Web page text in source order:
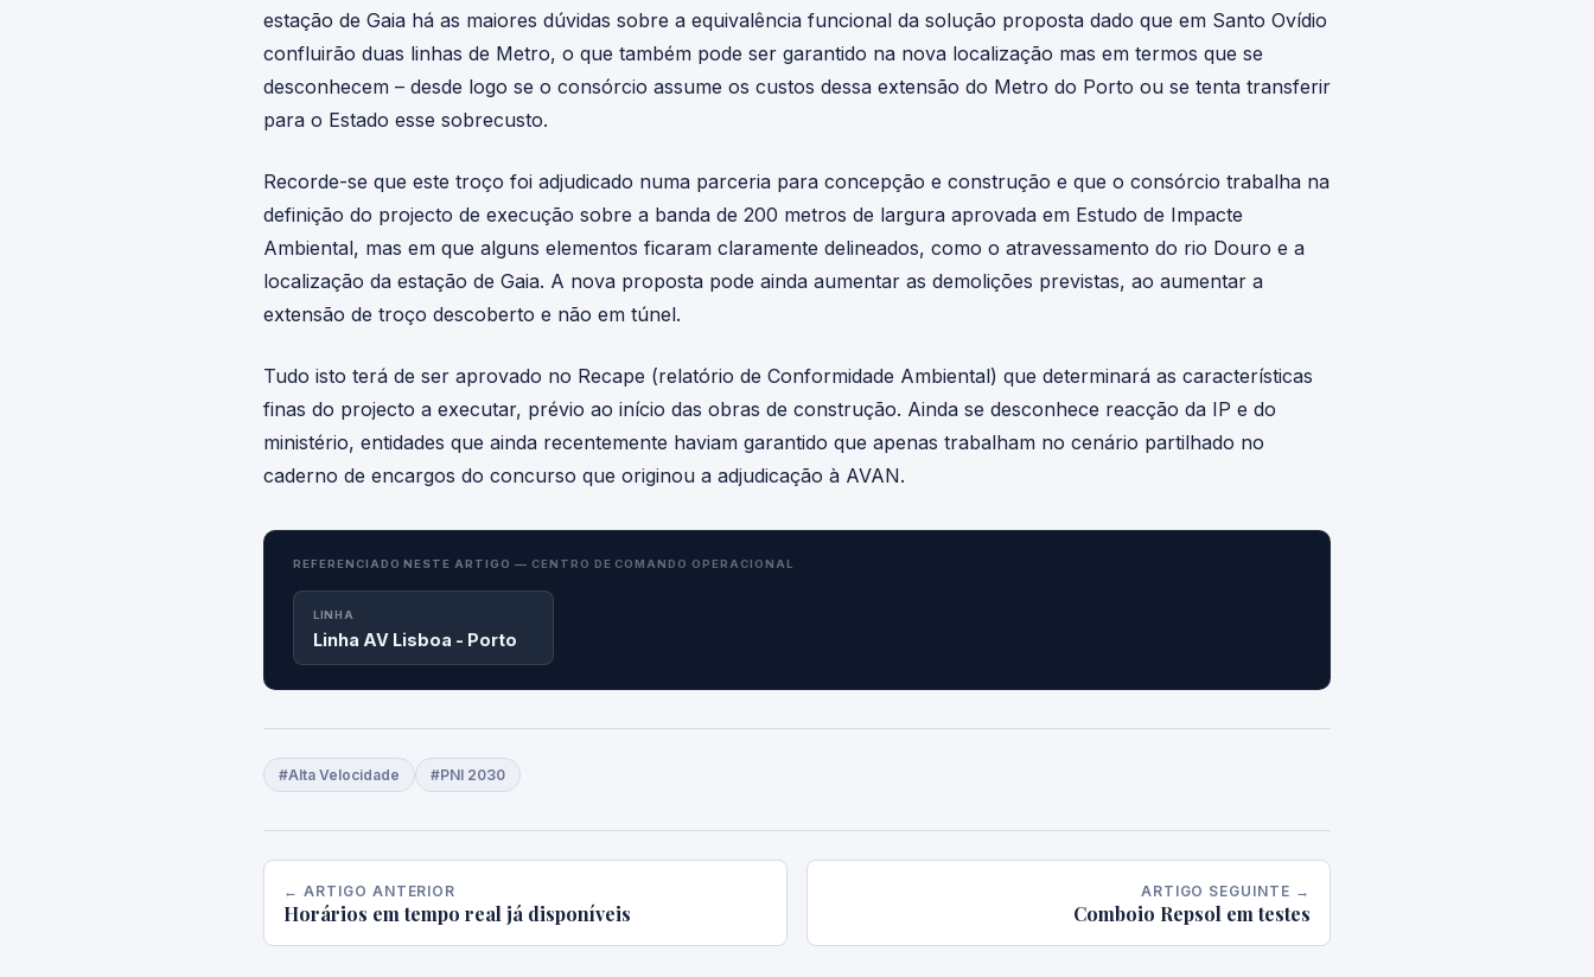
estação de Gaia há as maiores dúvidas sobre a equivalência funcional da solução proposta dado que em Santo Ovídio
confluirão duas linhas de Metro, o que também pode ser garantido na nova localização mas em termos que se
desconhecem – desde logo se o consórcio assume os custos dessa extensão do Metro do Porto ou se tenta transferir
para o Estado esse sobrecusto.
Recorde-se que este troço foi adjudicado numa parceria para concepção e construção e que o consórcio trabalha na
definição do projecto de execução sobre a banda de 200 metros de largura aprovada em Estudo de Impacte
Ambiental, mas em que alguns elementos ficaram claramente delineados, como o atravessamento do rio Douro e a
localização da estação de Gaia. A nova proposta pode ainda aumentar as demolições previstas, ao aumentar a
extensão de troço descoberto e não em túnel.
Tudo isto terá de ser aprovado no Recape (relatório de Conformidade Ambiental) que determinará as características
finas do projecto a executar, prévio ao início das obras de construção. Ainda se desconhece reacção da IP e do
ministério, entidades que ainda recentemente haviam garantido que apenas trabalham no cenário partilhado no
caderno de encargos do concurso que originou a adjudicação à AVAN.
REFERENCIADO NESTE ARTIGO — CENTRO DE COMANDO OPERACIONAL
LINHA
Linha AV Lisboa - Porto
#Alta Velocidade #PNI 2030
← ARTIGO ANTERIOR
Horários em tempo real já disponíveis
ARTIGO SEGUINTE →
Comboio Repsol em testes